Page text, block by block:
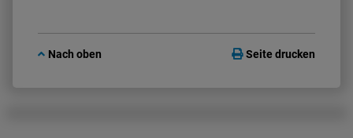
Nach oben Seite drucken